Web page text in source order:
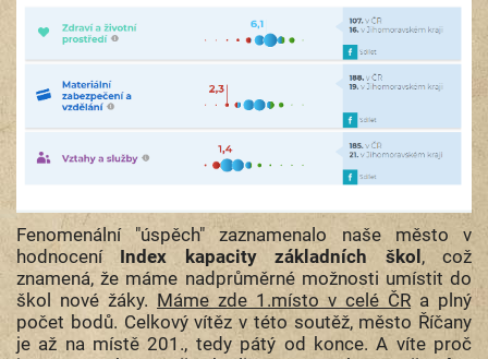
Fenomenální "úspěch" zaznamenalo naše město v
hodnocení Index kapacity základních škol, což
znamená, že máme nadprůměrné možnosti umístit do
škol nové žáky. Máme zde 1.místo v celé ČR a plný
počet bodů. Celkový vítěz v této soutěž, město Říčany
je až na místě 201., tedy pátý od konce. A víte proč